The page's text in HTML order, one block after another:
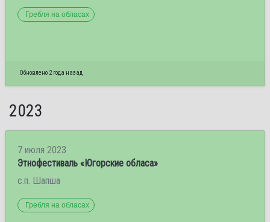
Гребля на обласах
Обновлено 2 года назад
2023
7 июля 2023
Этнофестиваль «Югорские обласа»
с.п. Шапша
Гребля на обласах